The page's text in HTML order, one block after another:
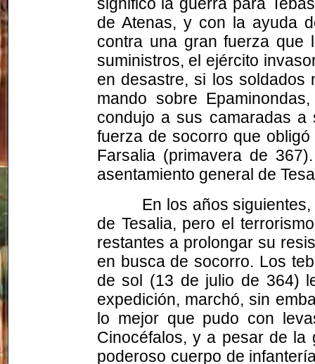
de Atenas, y con la ayuda
contra una gran fuerza que
suministros, el ejército
en desastre, si los soldados
mando sobre
condujo a sus camaradas
fuerza de socorro que
Farsalia (primavera de
asentamiento general de
En los años
de Tesalia, pero el
restantes a prolongar su
en busca de socorro. Los
de sol (13 de julio de 364)
expedición, marchó, sin
lo mejor que pudo con
Cinocéfalos, y a pesar de la
poderoso cuerpo de